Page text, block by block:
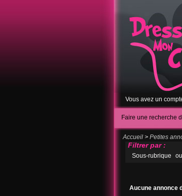
Vous avez un
Faire une recherche
Accueil > Petites
Filtrer par :
Sous-rubrique ou
Aucune annonce